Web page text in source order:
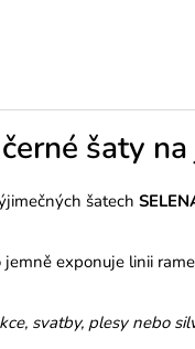
šaty
šatech
exponuje linii
svatby, plesy nebo